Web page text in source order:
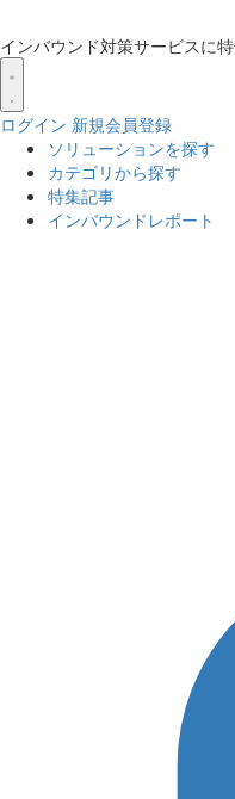
インバウンド対策サービスに
ログイン 新規会員登録
ソリューションを探す
カテゴリから探す
特集記事
インバウンドレポート